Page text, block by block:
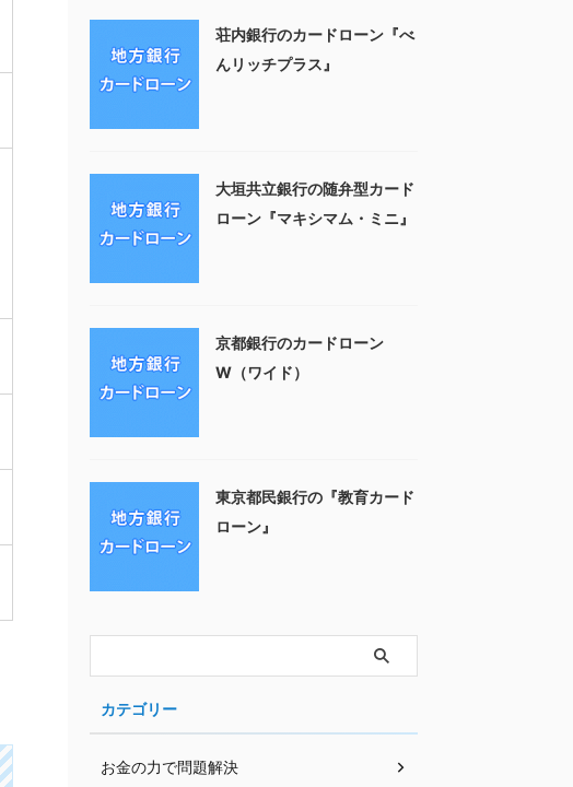
荘内銀行のカードローン『べ
んリッチプラス』
大垣共立銀行の随弁型カード
ローン『マキシマム・ミニ』
京都銀行のカードローン
W（ワイド）
東京都民銀行の『教育カード
ローン』
カテゴリー
お金の力で問題解決